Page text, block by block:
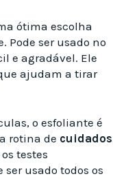
ótima escolha
Pode ser usado no
e agradável. Ele
ajudam a tirar
o esfoliante é
rotina de cuidados
testes
usado todos os